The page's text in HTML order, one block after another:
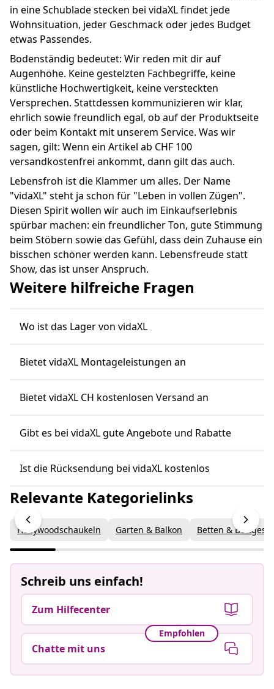
in eine Schublade stecken bei vidaXL findet jede
Wohnsituation, jeder Geschmack oder jedes Budget
etwas Passendes.
Bodenständig bedeutet: Wir reden mit dir auf
Augenhöhe. Keine gestelzten Fachbegriffe, keine
künstliche Hochwertigkeit, keine versteckten
Versprechen. Stattdessen kommunizieren wir klar,
ehrlich sowie freundlich egal, ob auf der Produktseite
oder beim Kontakt mit unserem Service. Was wir
sagen, gilt: Wenn ein Artikel ab CHF 100
versandkostenfrei ankommt, dann gilt das auch.
Lebensfroh ist die Klammer um alles. Der Name
"vidaXL" steht ja schon für "Leben in vollen Zügen".
Diesen Spirit wollen wir auch im Einkaufserlebnis
spürbar machen: ein freundlicher Ton, gute Stimmung
beim Stöbern sowie das Gefühl, dass dein Zuhause ein
bisschen schöner werden kann. Lebensfreude statt
Show, das ist unser Anspruch.
Weitere hilfreiche Fragen
Wo ist das Lager von vidaXL
Bietet vidaXL Montageleistungen an
Bietet vidaXL CH kostenlosen Versand an
Gibt es bei vidaXL gute Angebote und Rabatte
Ist die Rücksendung bei vidaXL kostenlos
Relevante Kategorielinks
Hollywoodschaukeln Garten & Balkon Betten &
Schreib uns einfach!
Zum Hilfecenter
Empfohlen
Chatte mit uns